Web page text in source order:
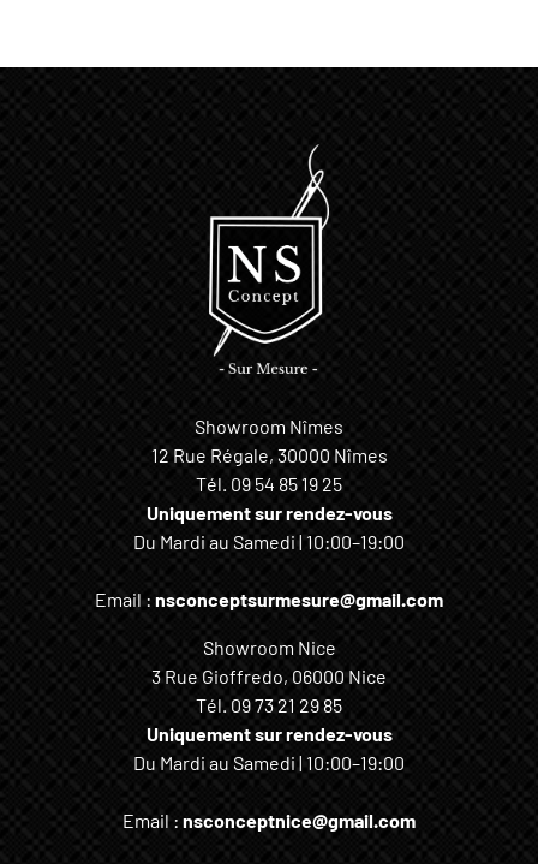
Showroom Nîmes
12 Rue Régale, 30000 Nîmes
Tél. 09 54 85 19 25
Uniquement sur rendez-vous
Du Mardi au Samedi | 10:00–19:00
Email : nsconceptsurmesure@gmail.com
Showroom Nice
3 Rue Gioffredo, 06000 Nice
Tél. 09 73 21 29 85
Uniquement sur rendez-vous
Du Mardi au Samedi | 10:00–19:00
Email : nsconceptnice@gmail.com